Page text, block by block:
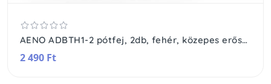
AENO ADBTH1-2 pótfej, 2db, fehér, közepes erősség
2 490 Ft